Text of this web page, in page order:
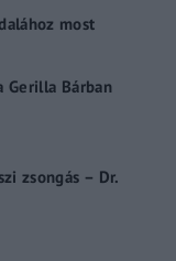
most
Gerilla Bárban
zsongás – Dr.